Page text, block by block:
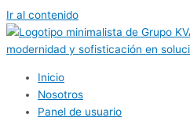
Ir al contenido
Inicio
Nosotros
Panel de usuario